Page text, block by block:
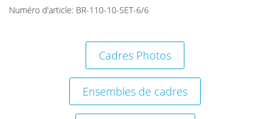
Numéro d'article: BR-110-10-SET-6/6
Cadres Photos
Ensembles de cadres